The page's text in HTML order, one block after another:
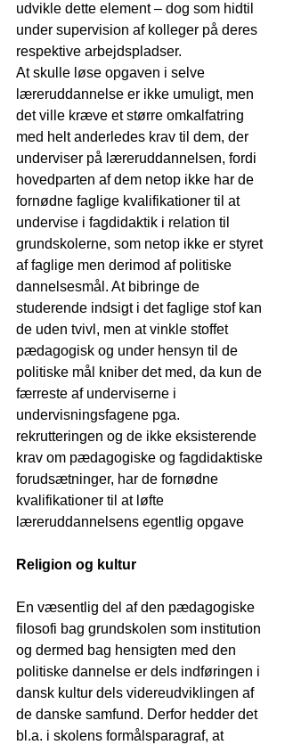
udvikle dette element – dog som hidtil
under supervision af kolleger på deres
respektive arbejdspladser.
At skulle løse opgaven i selve
læreruddannelse er ikke umuligt, men
det ville kræve et større omkalfatring
med helt anderledes krav til dem, der
underviser på læreruddannelsen, fordi
hovedparten af dem netop ikke har de
fornødne faglige kvalifikationer til at
undervise i fagdidaktik i relation til
grundskolerne, som netop ikke er styret
af faglige men derimod af politiske
dannelsesmål. At bibringe de
studerende indsigt i det faglige stof kan
de uden tvivl, men at vinkle stoffet
pædagogisk og under hensyn til de
politiske mål kniber det med, da kun de
færreste af underviserne i
undervisningsfagene pga.
rekrutteringen og de ikke eksisterende
krav om pædagogiske og fagdidaktiske
forudsætninger, har de fornødne
kvalifikationer til at løfte
læreruddannelsens egentlig opgave
Religion og kultur
En væsentlig del af den pædagogiske
filosofi bag grundskolen som institution
og dermed bag hensigten med den
politiske dannelse er dels indføringen i
dansk kultur dels videreudviklingen af
de danske samfund. Derfor hedder det
bl.a. i skolens formålsparagraf, at